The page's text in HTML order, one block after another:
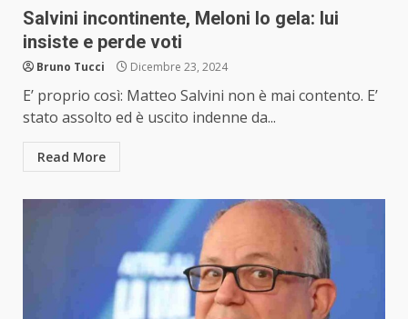
Salvini incontinente, Meloni lo gela: lui
insiste e perde voti
Bruno Tucci Dicembre 23, 2024
E’ proprio così: Matteo Salvini non è mai contento. E’
stato assolto ed è uscito indenne da...
Read More